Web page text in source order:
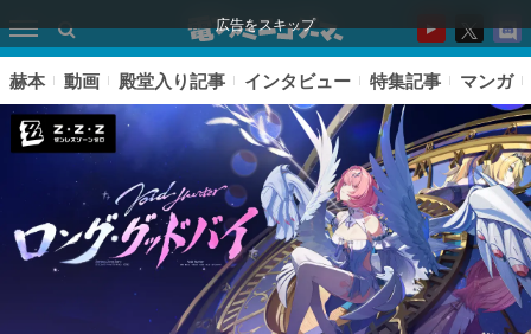
広告をスキップ
赫本 動画 殿堂入り記事 インタビュー 特集記事 マンガ